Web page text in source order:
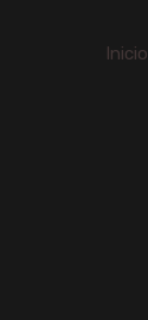
Inicio